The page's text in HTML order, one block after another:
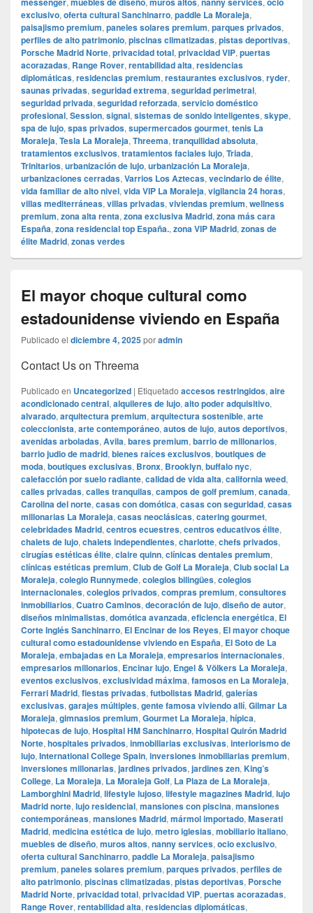
exclusivo, oferta cultural Sanchinarro, paddle La Moraleja,
paisajismo premium, paneles solares premium, parques privados,
perfiles de alto patrimonio, piscinas climatizadas, pistas deportivas,
Porsche Madrid Norte, privacidad total, privacidad VIP, puertas
acorazadas, Range Rover, rentabilidad alta, residencias
diplomáticas, residencias premium, restaurantes exclusivos, ryder,
saunas privadas, seguridad extrema, seguridad perimetral,
seguridad privada, seguridad reforzada, servicio doméstico
profesional, Session, signal, sistemas de sonido inteligentes, skype,
spa de lujo, spas privados, supermercados gourmet, tenis La
Moraleja, Tesla La Moraleja, Threema, tranquilidad absoluta,
tratamientos exclusivos, tratamientos faciales lujo, Triada,
Trinitarios, urbanización de lujo, urbanización La Moraleja,
urbanizaciones cerradas, Varrios Los Aztecas, vecindario de élite,
vida familiar de alto nivel, vida VIP La Moraleja, vigilancia 24 horas,
villas mediterráneas, villas privadas, viviendas premium, wellness
premium, zona alta renta, zona exclusiva Madrid, zona más cara
España, zona residencial top España., zona VIP Madrid, zonas de
élite Madrid, zonas verdes
El mayor choque cultural como
estadounidense viviendo en España
Publicado el diciembre 4, 2025poradmin
Contact Us on Threema
Publicado en Uncategorized | Etiquetado accesos restringidos, aire
acondicionado central, alquileres de lujo, alto poder adquisitivo,
alvarado, arquitectura premium, arquitectura sostenible, arte
coleccionista, arte contemporáneo, autos de lujo, autos deportivos,
avenidas arboladas, Avila, bares premium, barrio de millonarios,
barrio judio de madrid, bienes raíces exclusivos, boutiques de
moda, boutiques exclusivas, Bronx, Brooklyn, buffalo nyc,
calefacción por suelo radiante, calidad de vida alta, california weed,
calles privadas, calles tranquilas, campos de golf premium, canada,
Carolina del norte, casas con domótica, casas con seguridad, casas
millonarias La Moraleja, casas neoclásicas, catering gourmet,
celebridades Madrid, centros ecuestres, centros educativos élite,
chalets de lujo, chalets independientes, charlotte, chefs privados,
cirugías estéticas élite, claire quinn, clínicas dentales premium,
clínicas estéticas premium, Club de Golf La Moraleja, Club social La
Moraleja, colegio Runnymede, colegios bilingües, colegios
internacionales, colegios privados, compras premium, consultores
inmobiliarios, Cuatro Caminos, decoración de lujo, diseño de autor,
diseños minimalistas, domótica avanzada, eficiencia energética, El
Corte Inglés Sanchinarro, El Encinar de los Reyes, El mayor choque
cultural como estadounidense viviendo en España, El Soto de La
Moraleja, embajadas en La Moraleja, empresarios internacionales,
empresarios millonarios, Encinar lujo, Engel & Völkers La Moraleja,
eventos exclusivos, exclusividad máxima, famosos en La Moraleja,
Ferrari Madrid, fiestas privadas, futbolistas Madrid, galerías
exclusivas, garajes múltiples, gente famosa viviendo allí, Gilmar La
Moraleja, gimnasios premium, Gourmet La Moraleja, hípica,
hipotecas de lujo, Hospital HM Sanchinarro, Hospital Quirón Madrid
Norte, hospitales privados, inmobiliarias exclusivas, interiorismo de
lujo, International College Spain, inversiones inmobiliarias premium,
inversiones millonarias, jardines privados, jardines zen, King’s
College, La Moraleja, La Moraleja Golf, La Plaza de La Moraleja,
Lamborghini Madrid, lifestyle lujoso, lifestyle magazines Madrid, lujo
Madrid norte, lujo residencial, mansiones con piscina, mansiones
contemporáneas, mansiones Madrid, mármol importado, Maserati
Madrid, medicina estética de lujo, metro iglesias, mobiliario italiano,
muebles de diseño, muros altos, nanny services, ocio exclusivo,
oferta cultural Sanchinarro, paddle La Moraleja, paisajismo
premium, paneles solares premium, parques privados, perfiles de
alto patrimonio, piscinas climatizadas, pistas deportivas, Porsche
Madrid Norte, privacidad total, privacidad VIP, puertas acorazadas,
Range Rover, rentabilidad alta, residencias diplomáticas,